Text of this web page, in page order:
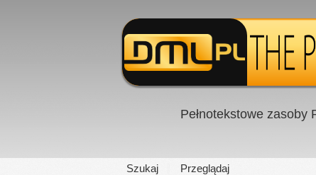
Pełnotekstowe
Szukaj Przeglądaj